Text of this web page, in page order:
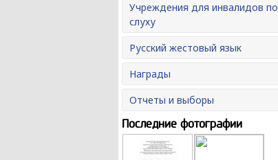
Учреждения для инвалидов по
слуху
Русский жестовый язык
Награды
Отчеты и выборы
Последние фотографии